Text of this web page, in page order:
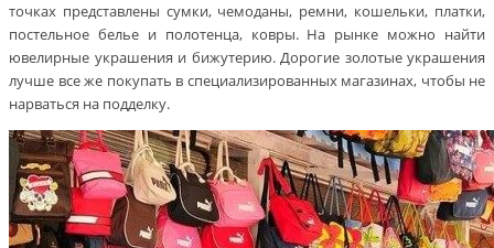
точках представлены сумки, чемоданы, ремни, кошельки, платки,
постельное белье и полотенца, ковры. На рынке можно найти
ювелирные украшения и бижутерию. Дорогие золотые украшения
лучше все же покупать в специализированных магазинах, чтобы не
нарваться на подделку.